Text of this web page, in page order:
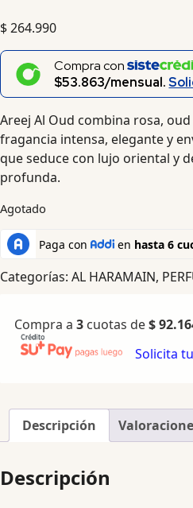
$264.990
Compra con
$53.863/mensual.
Areej Al Oud combina rosa,
fragancia intensa, elegante y
que seduce con lujo oriental y
profunda.
Agotado
Categorías: AL HARAMAIN,
Compra a 3 cuotas de$
Solicita
Descripción
Descripción